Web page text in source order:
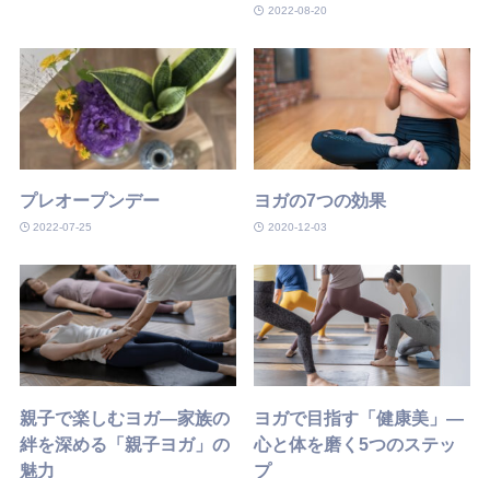
2022-08-20
プレオープンデー
2022-07-25
ヨガの7つの効果
2020-12-03
親子で楽しむヨガ—家族の
絆を深める「親子ヨガ」の
魅力
ヨガで目指す「健康美」—
心と体を磨く5つのステッ
プ